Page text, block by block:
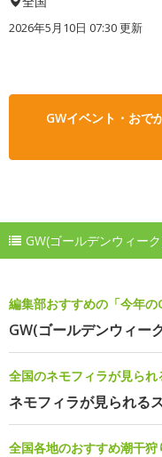
2026年5月10日 07:30 更新
GWイベント・おで
GW(ゴールデンウィー
編集部おすすめの「今年
GW(ゴールデンウィー
全国のネモフィラが見ら
ネモフィラが見られる
全国各地のおすすめ潮干